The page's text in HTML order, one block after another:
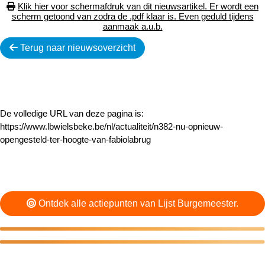
Klik hier voor schermafdruk van dit nieuwsartikel. Er wordt een
scherm getoond van zodra de .pdf klaar is. Even geduld tijdens
aanmaak a.u.b.
Terug naar nieuwsoverzicht
De volledige URL van deze pagina is:
https://www.lbwielsbeke.be/nl/actualiteit/n382-nu-opnieuw-
opengesteld-ter-hoogte-van-fabiolabrug
Ontdek alle actiepunten van Lijst Burgemeester.